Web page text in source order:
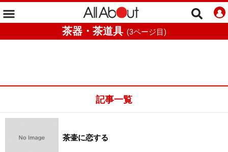
茶器・茶道具 (3ページ目)
記事一覧
茶壷に恋する